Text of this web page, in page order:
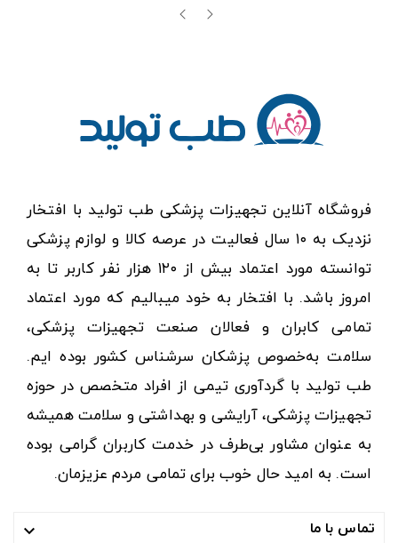
فروشگاه آنلاین تجهیزات پزشکی طب تولید با افتخار
نزدیک به ۱۰ سال فعالیت در عرصه کالا و لوازم پزشکی
توانسته مورد اعتماد بیش از ۱۲۰ هزار نفر کاربر تا به
امروز باشد. با افتخار به خود میبالیم که مورد اعتماد
تمامی کابران و فعالان صنعت تجهیزات پزشکی،
سلامت به‌خصوص پزشکان سرشناس کشور بوده ایم.
طب تولید با گردآوری تیمی از افراد متخصص در حوزه
تجهیزات پزشکی، آرایشی و بهداشتی و سلامت همیشه
به عنوان مشاور بی‌طرف در خدمت کاربران گرامی بوده
است. به امید حال خوب برای تمامی مردم عزیزمان.
تماس با ما 